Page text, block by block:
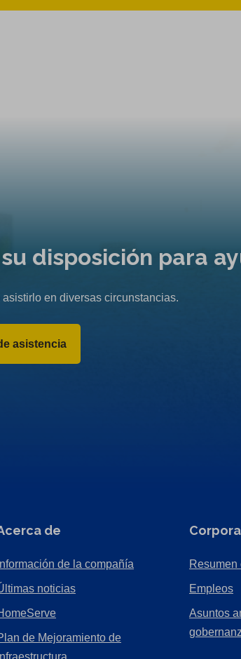
disposición para
en diversas circunstancias.
asistencia
de
Información de la compañía
noticias
de Mejoramiento de
Resumen
Empleos
Asuntos